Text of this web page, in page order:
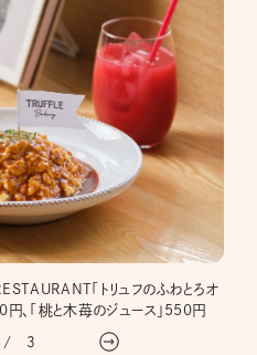
「トリュフのふわとろオ
円、「桃と木苺のジュース」550円
/ 3